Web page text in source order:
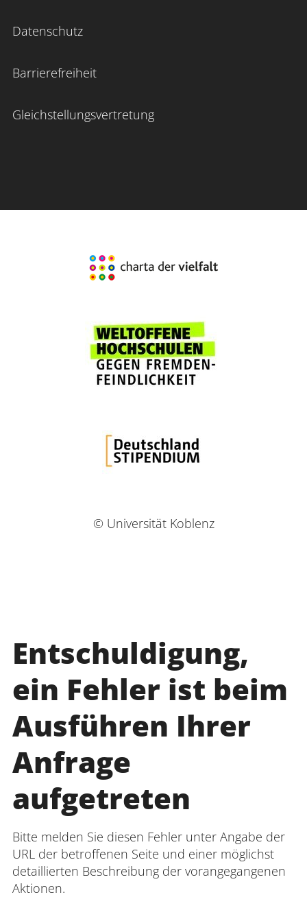
Datenschutz
Barrierefreiheit
Gleichstellungsvertretung
© Universität Koblenz
Entschuldigung,
ein Fehler ist beim
Ausführen Ihrer
Anfrage
aufgetreten
Bitte melden Sie diesen Fehler unter Angabe der
URL der betroffenen Seite und einer möglichst
detaillierten Beschreibung der vorangegangenen
Aktionen.